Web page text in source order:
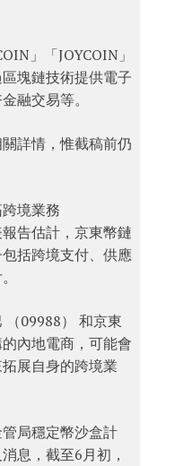
」「JOYCOIN」
塊鏈技術提供電子
融交易等。
詳情，惟截稿前仍
境業務
告估計，京東幣鏈
括跨境支付、供應
（09988） 和京東
內地電商，可能會
展自身的跨境業
局穩定幣沙盒計
息，截至6月初，